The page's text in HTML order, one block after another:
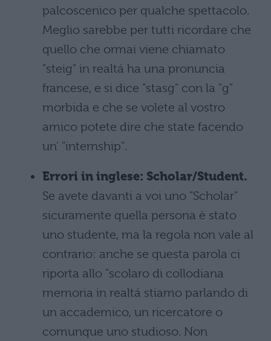
palcoscenico per qualche spettacolo.
Meglio sarebbe per tutti ricordare che
quello che ormai viene chiamato
"steig" in realtá ha una pronuncia
francese, e si dice "stasg" con la "g"
morbida e che se volete al vostro
amico potete dire che state facendo
un' "internship".
Errori in inglese: Scholar/Student.
Se avete davanti a voi uno "Scholar"
sicuramente quella persona è stato
uno studente, ma la regola non vale al
contrario: anche se questa parola ci
riporta allo "scolaro di collodiana
memoria in realtá stiamo parlando di
un accademico, un ricercatore o
comunque uno studioso. Non